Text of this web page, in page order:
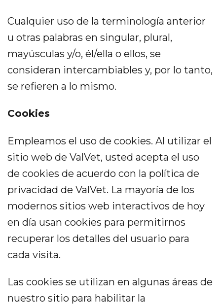
Cualquier uso de la terminología anterior
u otras palabras en singular, plural,
mayúsculas y/o, él/ella o ellos, se
consideran intercambiables y, por lo tanto,
se refieren a lo mismo.
Cookies
Empleamos el uso de cookies. Al utilizar el
sitio web de ValVet, usted acepta el uso
de cookies de acuerdo con la política de
privacidad de ValVet. La mayoría de los
modernos sitios web interactivos de hoy
en día usan cookies para permitirnos
recuperar los detalles del usuario para
cada visita.
Las cookies se utilizan en algunas áreas de
nuestro sitio para habilitar la